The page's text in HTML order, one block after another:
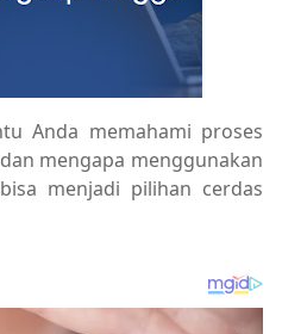
Anda memahami proses
dan mengapa menggunakan
bisa menjadi pilihan cerdas